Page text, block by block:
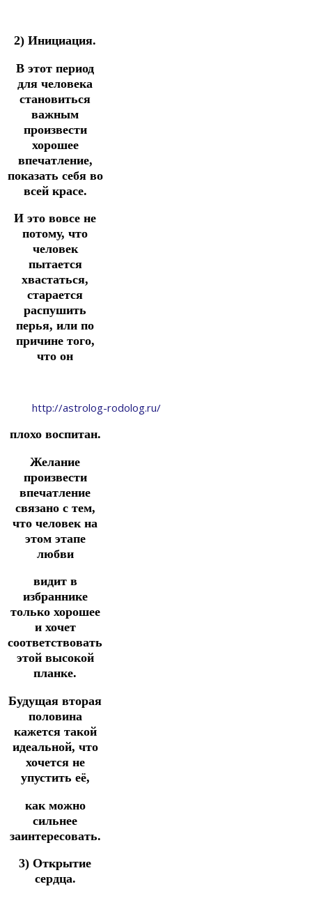
2) Инициация.
В этот период
для человека
становиться
важным
произвести
хорошее
впечатление,
показать себя во
всей красе.
И это вовсе не
потому, что
человек
пытается
хвастаться,
старается
распушить
перья, или по
причине того,
что он
http://astrolog-rodolog.ru/
плохо воспитан.
Желание
произвести
впечатление
связано с тем,
что человек на
этом этапе
любви
видит в
избраннике
только хорошее
и хочет
соответствовать
этой высокой
планке.
Будущая вторая
половина
кажется такой
идеальной, что
хочется не
упустить её,
как можно
сильнее
заинтересовать.
3) Открытие
сердца.